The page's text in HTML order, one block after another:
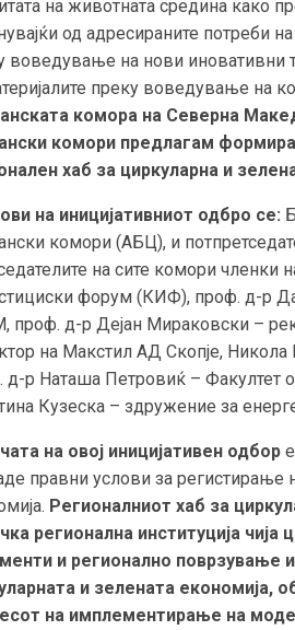
на животната средина како
од адресираните потреби
воведување на нови иновативни
преку воведување на
комора на Северна
комори предлагам
хаб за циркуларна и
на иницијативниот одбро се:
комори (АБЦ), и
на сите комори членки
форум (КИФ), проф. д-р
проф. д-р Дејан Мираковски –
на Макстил АД Скопје,
д-р Наташа Петровиќ – Факултет
Кузеска – здружение за
на овој иницијативен одбор
правни услови за регистирање
Регионалниот хаб за
регионална институција
и регионално поврзување
и зелената економија,
на имплементирање на